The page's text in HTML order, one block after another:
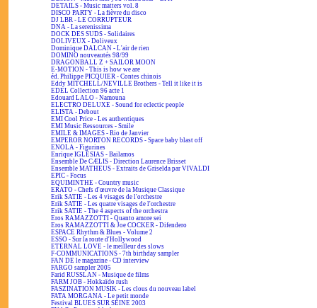
DETAILS - Music matters vol. 8
DISCO PARTY - La fièvre du disco
DJ LBR - LE CORRUPTEUR
DNA - La serenissima
DOCK DES SUDS - Solidaires
DOLIVEUX - Doliveux
Dominique DALCAN - L'air de rien
DOMINO nouveautés 98/99
DRAGONBALL Z + SAILOR MOON
E-MOTION - This is how we are
éd. Philippe PICQUIER - Contes chinois
Eddy MITCHELL/NEVILLE Brothers - Tell it like it is
EDEL Collection 96 acte 1
Edouard LALO - Namouna
ELECTRO DELUXE - Sound for eclectic people
ELISTA - Debout
EMI Cool Price - Les authentiques
EMI Music Ressources - Smile
EMILE & IMAGES - Rio de Janvier
EMPEROR NORTON RECORDS - Space baby blast off
ENOLA - Figurines
Enrique IGLESIAS - Bailamos
Ensemble De CÆLIS - Direction Laurence Brisset
Ensemble MATHEUS - Extraits de Griselda par VIVALDI
EPIC - Focus
EQUIMINTHE - Country music
ERATO - Chefs d'œuvre de la Musique Classique
Erik SATIE - Les 4 visages de l'orchestre
Erik SATIE - Les quatre visages de l'orchestre
Erik SATIE - The 4 aspects of the orchestra
Eros RAMAZZOTTI - Quanto amore sei
Eros RAMAZZOTTI & Joe COCKER - Difendero
ESPACE Rhythm & Blues - Volume 2
ESSO - Sur la route d'Hollywood
ETERNAL LOVE - le meilleur des slows
F-COMMUNICATIONS - 7th birthday sampler
FAN DE le magazine - CD interview
FARGO sampler 2005
Farid RUSSLAN - Musique de films
FARM JOB - Hokkaïdo rush
FASZINATION MUSIK - Les clous du nouveau label
FATA MORGANA - Le petit monde
Festival BLUES SUR SEINE 2003